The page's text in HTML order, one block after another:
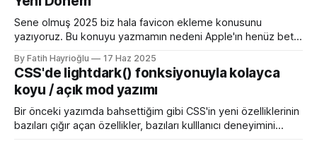
başlayalı çok rahatladım. Süper kolaylık sağlayan bir özellik.
Genel kullanım alanları * BE
Sene olmuş 2025 biz hala favicon ekleme konusunu
yazıyoruz. Bu konuyu yazmamın nedeni Apple'ın henüz beta
oluşu. Bu vesileyle bilgileri tazelemekte fayda var. favicon,
web sitelerinin tarayıcının sayfa, sekme ve yerimi kısmında
gösterilen küçük simgelerdir. Aslında favori ikon dosyaları
By Fatih Hayrioğlu 17 Haz 2025
CSS'de lightdark() fonksiyonuyla kolayca
koyu / açık mod yazımı
Bir önceki yazımda bahsettiğim gibi CSS'in yeni özelliklerinin
bazıları çığır açan özellikler, bazıları kulllanıcı deneyimini